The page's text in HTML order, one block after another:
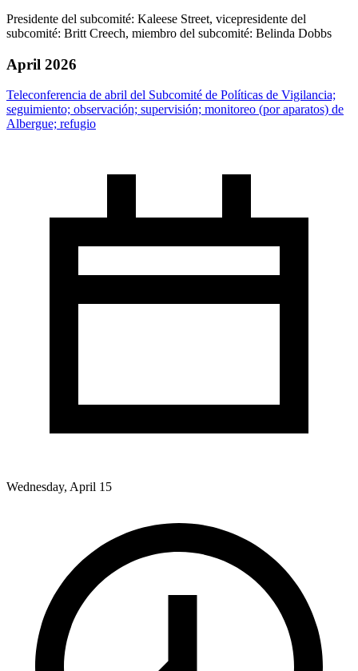
Presidente del subcomité: Kaleese Street, vicepresidente del
subcomité: Britt Creech, miembro del subcomité: Belinda Dobbs
April 2026
Teleconferencia de abril del Subcomité de Políticas de Vigilancia;
seguimiento; observación; supervisión; monitoreo (por aparatos) de
Albergue; refugio
Wednesday, April 15